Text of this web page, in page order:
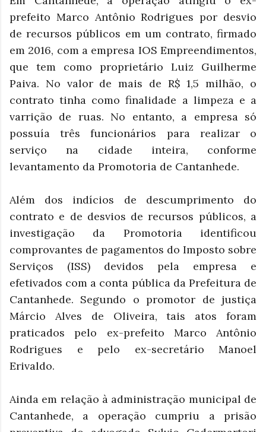
prefeito Marco Antônio Rodrigues por desvio
de recursos públicos em um contrato, firmado
em 2016, com a empresa IOS Empreendimentos,
que tem como proprietário Luiz Guilherme
Paiva. No valor de mais de R$ 1,5 milhão, o
contrato tinha como finalidade a limpeza e a
varrição de ruas. No entanto, a empresa só
possuía três funcionários para realizar o
serviço na cidade inteira, conforme
levantamento da Promotoria de Cantanhede.
Além dos indícios de descumprimento do
contrato e de desvios de recursos públicos, a
investigação da Promotoria identificou
comprovantes de pagamentos do Imposto sobre
Serviços (ISS) devidos pela empresa e
efetivados com a conta pública da Prefeitura de
Cantanhede. Segundo o promotor de justiça
Márcio Alves de Oliveira, tais atos foram
praticados pelo ex-prefeito Marco Antônio
Rodrigues e pelo ex-secretário Manoel
Erivaldo.
Ainda em relação à administração municipal de
Cantanhede, a operação cumpriu a prisão